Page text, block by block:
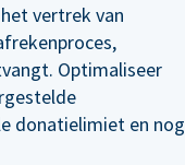
vertrek van
Optimaliseer
donatielimiet en nog